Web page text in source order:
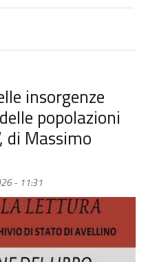
insorgenze
popolazioni
di Massimo
- 11:31